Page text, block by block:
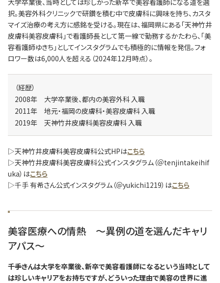
大学卒業後、当時としては珍しかった新卒で美容看護師になる道を選
択。美容外科クリニックで研鑽を積む中で皮膚科に興味を持ち、カスタ
マイズ治療の考え方に感銘を受ける。現在は、福岡県にある「天神竹井
皮膚科美容皮膚科」で看護師長として第一線で勤務するかたわら、「美
容看護師ゆきち」としてインスタグラムでも積極的に情報を発信。フォ
ロワー数は6,000人を超える（2024年12月時点）。
（経歴）
2008年 大学卒業後、都内の美容外科 入職
2011年 地元・福岡の皮膚科・美容皮膚科 入職
2019年 天神竹井皮膚科美容皮膚科 入職
▷天神竹井皮膚科美容皮膚科公式HPはこちら
▷天神竹井皮膚科美容皮膚科公式インスタグラム（＠tenjintakeihif
uka）はこちら
▷千手 有希さん公式インスタグラム（＠yukichi1219）はこちら
美容医療への情熱 ～異例の道を選んだキャリ
アパス～
―――千手さんは大学を卒業後、新卒で美容看護師になるという当時として
は珍しいキャリアをお持ちですが、どういった理由で美容の世界に進